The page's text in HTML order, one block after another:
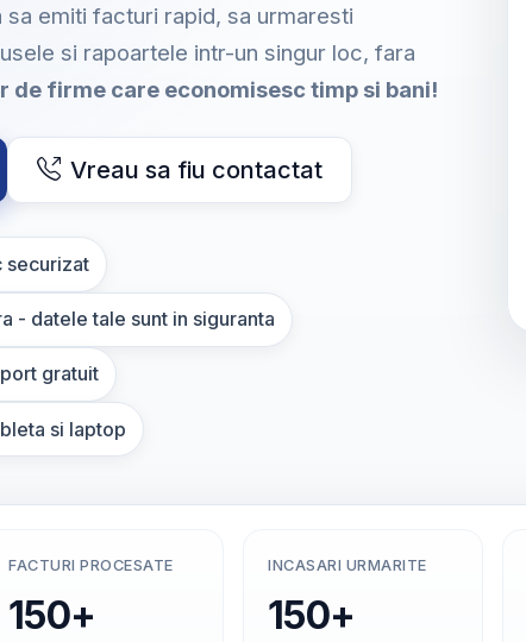
sa emiti facturi rapid, sa urmaresti
si rapoartele intr-un singur loc, fara
de firme care economisesc timp si bani!
Vreau sa fiu contactat
securizat
- datele tale sunt in siguranta
gratuit
si laptop
FACTURI PROCESATE
150+
INCASARI URMARITE
150+